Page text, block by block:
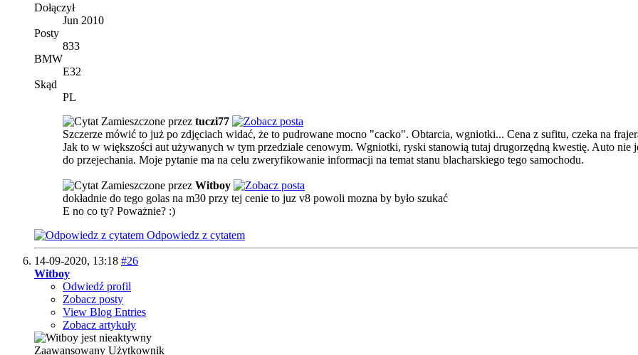
Dołączył
Jun 2010
Posty
833
BMW
E32
Skąd
PL
Zamieszczone przez tuczi77
Szczerze mówić to już po zdjęciach widać, że to pudrowane mocno "cacko". Obtarcia, wgniotki... Cena z sufitu, czeka na
Jak to w większości aut używanych w tym przedziale cenowym. Wgniotki, ryski stanowią tutaj drugorzędną kwestię. Auto nie
do przejechania. Moje pytanie ma na celu zweryfikowanie informacji na temat stanu blacharskiego tego samochodu.
Zamieszczone przez Witboy
dokładnie do tego golas na m30 przy tej cenie to juz v8 powoli mozna by było szukać
E no co ty? Poważnie? :)
Odpowiedz z cytatem
14-09-2020, 13:18 #26
Witboy
Odwiedź profil
Zobacz posty
View Blog Entries
Zobacz artykuły
Zaawansowany Użytkownik